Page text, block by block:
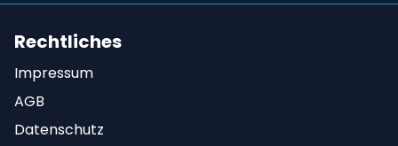
Rechtliches
Impressum
AGB
Datenschutz